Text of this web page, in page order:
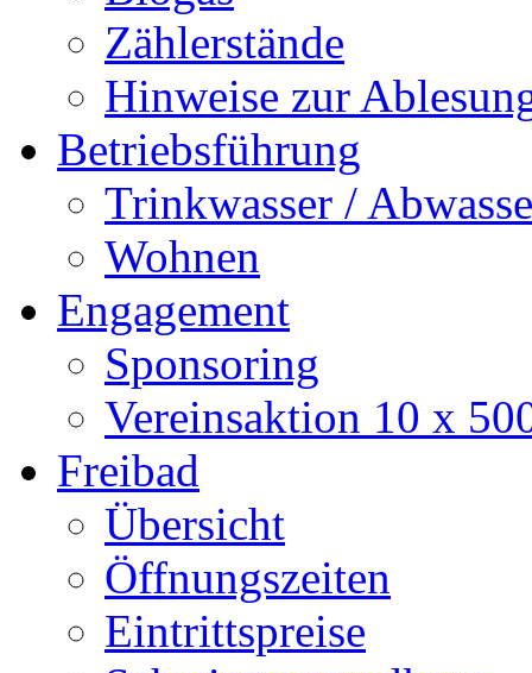
Zählerstände
Hinweise zur
Betriebsführung
Trinkwasser /
Wohnen
Engagement
Sponsoring
Vereinsaktion 10 x
Freibad
Übersicht
Öffnungszeiten
Eintrittspreise